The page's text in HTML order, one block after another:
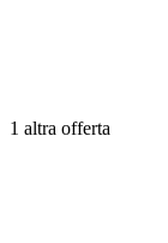
1 altra offerta